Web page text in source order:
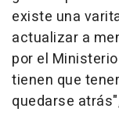
existe una
actualizar a
por el
tienen que
quedarse